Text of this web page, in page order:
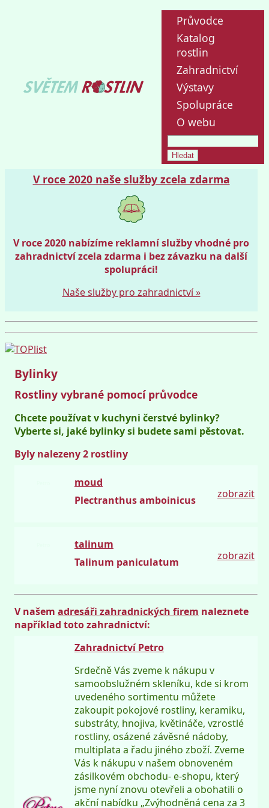
Průvodce
Katalog
rostlin
Zahradnictví
Výstavy
Spolupráce
O webu
V roce 2020 naše služby zcela zdarma
V roce 2020 nabízíme reklamní služby vhodné pro
zahradnictví zcela zdarma i bez závazku na další
spolupráci!
Naše služby pro zahradnictví »
Bylinky
Rostliny vybrané pomocí průvodce
Chcete používat v kuchyni čerstvé bylinky?
Vyberte si, jaké bylinky si budete sami pěstovat.
Byly nalezeny 2 rostliny
moud
Plectranthus amboinicus
zobrazit
talinum
Talinum paniculatum
zobrazit
V našem adresáři zahradnických firem naleznete
například toto zahradnictví:
Zahradnictví Petro
Srdečně Vás zveme k nákupu v
samoobslužném skleníku, kde si krom
uvedeného sortimentu můžete
zakoupit pokojové rostliny, keramiku,
substráty, hnojiva, květináče, vzrostlé
rostliny, osázené závěsné nádoby,
multiplata a řadu jiného zboží. Zveme
Vás k nákupu v našem obnoveném
zásilkovém obchodu- e-shopu, který
jsme nyní znovu otevřeli a obohatili o
akční nabídku „Zvýhodněná cena za 3